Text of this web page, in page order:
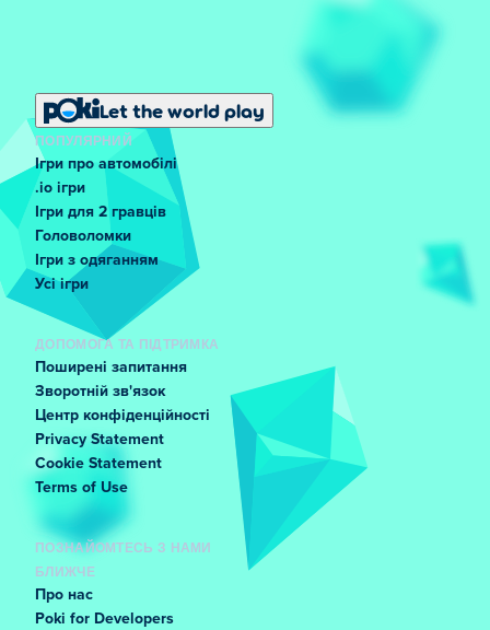
Let the world play
ПОПУЛЯРНИЙ
Ігри про автомобілі
.io ігри
Ігри для 2 гравців
Головоломки
Ігри з одяганням
Усі ігри
ДОПОМОГА ТА ПІДТРИМКА
Поширені запитання
Зворотній зв'язок
Центр конфіденційності
Privacy Statement
Cookie Statement
Terms of Use
ПОЗНАЙОМТЕСЬ З НАМИ
БЛИЖЧЕ
Про нас
Poki for Developers